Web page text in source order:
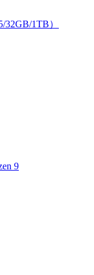
1TB）
9